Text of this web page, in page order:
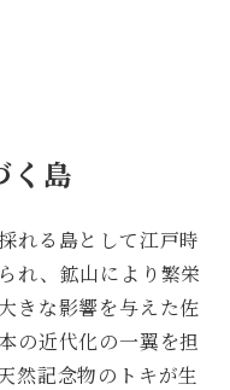
く島
れる島として江戸時
れ、鉱山により繁栄
きな影響を与えた佐
の近代化の一翼を担
然記念物のトキが生